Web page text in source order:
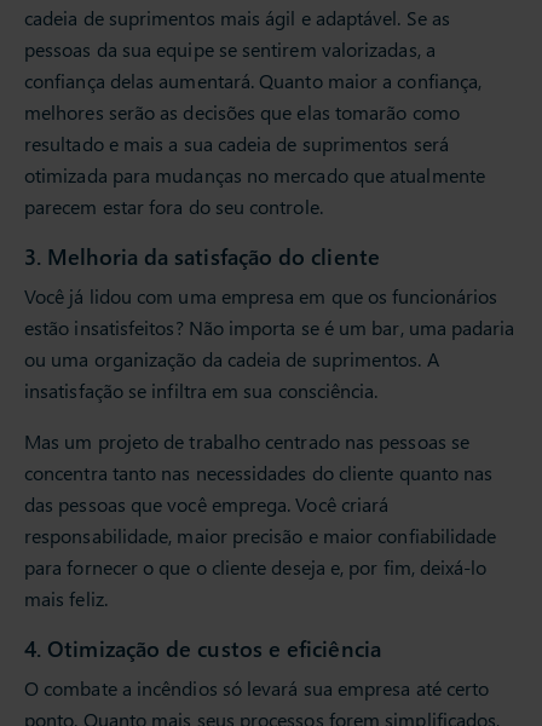
cadeia de suprimentos mais ágil e adaptável. Se as
pessoas da sua equipe se sentirem valorizadas, a
confiança delas aumentará. Quanto maior a confiança,
melhores serão as decisões que elas tomarão como
resultado e mais a sua cadeia de suprimentos será
otimizada para mudanças no mercado que atualmente
parecem estar fora do seu controle.
3. Melhoria da satisfação do cliente
Você já lidou com uma empresa em que os funcionários
estão insatisfeitos? Não importa se é um bar, uma padaria
ou uma organização da cadeia de suprimentos. A
insatisfação se infiltra em sua consciência.
Mas um projeto de trabalho centrado nas pessoas se
concentra tanto nas necessidades do cliente quanto nas
das pessoas que você emprega. Você criará
responsabilidade, maior precisão e maior confiabilidade
para fornecer o que o cliente deseja e, por fim, deixá-lo
mais feliz.
4. Otimização de custos e eficiência
O combate a incêndios só levará sua empresa até certo
ponto. Quanto mais seus processos forem simplificados,